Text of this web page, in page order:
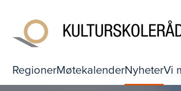
RegionerMøtekalenderNyheterVi